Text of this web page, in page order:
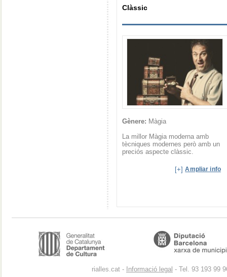
Clàssic
Gènere: Màgia
La millor Màgia moderna amb
tècniques modernes però amb un
preciós aspecte clàssic.
[+]Ampliar info
rialles.cat - Informació legal - Tel. 93 193 99